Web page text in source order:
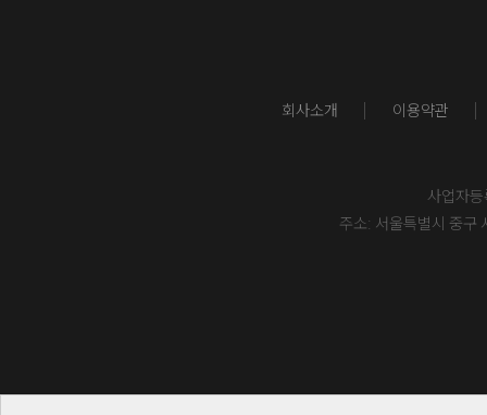
회사소개 이용약관
사업자
주소: 서울특별시 중구